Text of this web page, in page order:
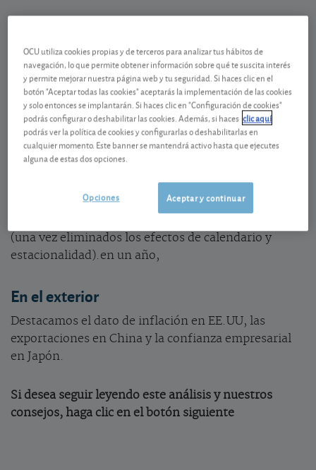
En nuestro país, el repunte de las infecciones por
Covid y la aparición de la variante Ómicron han
hecho mella en la moral de los españoles. En
noviembre, laconfianza de los consumidorescayó
bruscamente hasta situarse en su nivel más bajo
desde abril pasado. Laproducción industrialvolvió a
decepcionar en octubre con una caída del 0,4%
respecto al mes anterior. En el tercer trimestre del
los costes laborales
descendieron ligeramente
(una vez eliminados los efectos de calendario y
estacionalidad).en un año,
En el exterior
Destacamos el dato de inflación en EE.UU, las
exportaciones en China y la confianza empresarial
en Japón.
Si desea seguir leyendo este análisis y nuestros
consejos, haga clic en el botón siguiente
OCU utiliza cookies propias y de terceros para analizar tus hábitos de
navegación, lo que permite obtener información sobre qué te suscita interés
y permite mejorar nuestra página web y tu seguridad. Si haces clic en el
botón "Aceptar todas las cookies" aceptarás la implementación de las cookies
y solo entonces se implantarán. Si haces clic en "Configuración de cookies"
podrás configurar o deshabilitar las cookies. Además, si haces clic aquí
podrás ver la política de cookies y configurarlas o deshabilitarlas en
cualquier momento. Este banner se mantendrá activo hasta que ejecutes
alguna de estas dos opciones.
Aceptar y continuar
Opciones